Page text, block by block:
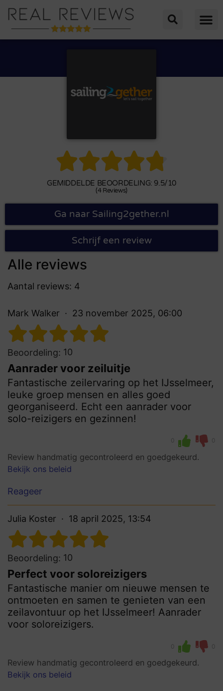

GEMIDDELDE BEOORDELING: 9.5/10
(4 Reviews)
Ga naar Sailing2gether.nl
Schrijf een review
Alle reviews
Aantal reviews: 4
Mark Walker 23 november 2025, 06:00
Beoordeling: 10
Aanrader voor zeiluitje
Fantastische zeilervaring op het IJsselmeer,
leuke groep mensen en alles goed
georganiseerd. Echt een aanrader voor
solo-reizigers en gezinnen!
0 0
Review handmatig gecontroleerd en goedgekeurd.
Bekijk ons beleid
Reageer
Julia Koster 18 april 2025, 13:54
Beoordeling: 10
Perfect voor soloreizigers
Fantastische manier om nieuwe mensen te
ontmoeten en samen te genieten van een
zeilavontuur op het IJsselmeer! Aanrader
voor soloreizigers.
0 0
Review handmatig gecontroleerd en goedgekeurd.
Bekijk ons beleid